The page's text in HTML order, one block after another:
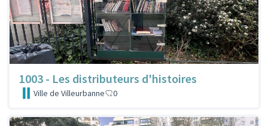
1003 - Les distributeurs d'histoires
Ville de Villeurbanne 0